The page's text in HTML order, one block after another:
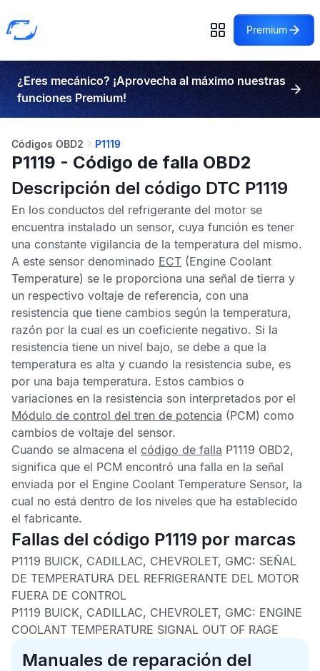
Premium
¿Eres mecánico? ¡Aprovecha al máximo nuestras
funciones Premium!
Códigos OBD2 P1119
P1119 - Código de falla OBD2
Descripción del código DTC P1119
En los conductos del refrigerante del motor se
encuentra instalado un sensor, cuya función es tener
una constante vigilancia de la temperatura del mismo.
A este sensor denominado ECT (Engine Coolant
Temperature) se le proporciona una señal de tierra y
un respectivo voltaje de referencia, con una
resistencia que tiene cambios según la temperatura,
razón por la cual es un coeficiente negativo. Si la
resistencia tiene un nivel bajo, se debe a que la
temperatura es alta y cuando la resistencia sube, es
por una baja temperatura. Estos cambios o
variaciones en la resistencia son interpretados por el
Módulo de control del tren de potencia (PCM) como
cambios de voltaje del sensor.
Cuando se almacena el código de falla P1119 OBD2,
significa que el PCM encontró una falla en la señal
enviada por el Engine Coolant Temperature Sensor, la
cual no está dentro de los niveles que ha establecido
el fabricante.
Fallas del código P1119 por marcas
P1119 BUICK, CADILLAC, CHEVROLET, GMC: SEÑAL
DE TEMPERATURA DEL REFRIGERANTE DEL MOTOR
FUERA DE CONTROL
P1119 BUICK, CADILLAC, CHEVROLET, GMC: ENGINE
COOLANT TEMPERATURE SIGNAL OUT OF RAGE
Manuales de reparación del